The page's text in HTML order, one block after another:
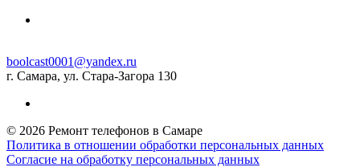
boolcast0001@yandex.ru
г. Самара, ул. Стара-Загора 130
© 2026 Ремонт телефонов в Самаре
Политика в отношении обработки персональных данных
Согласие на обработку персональных данных